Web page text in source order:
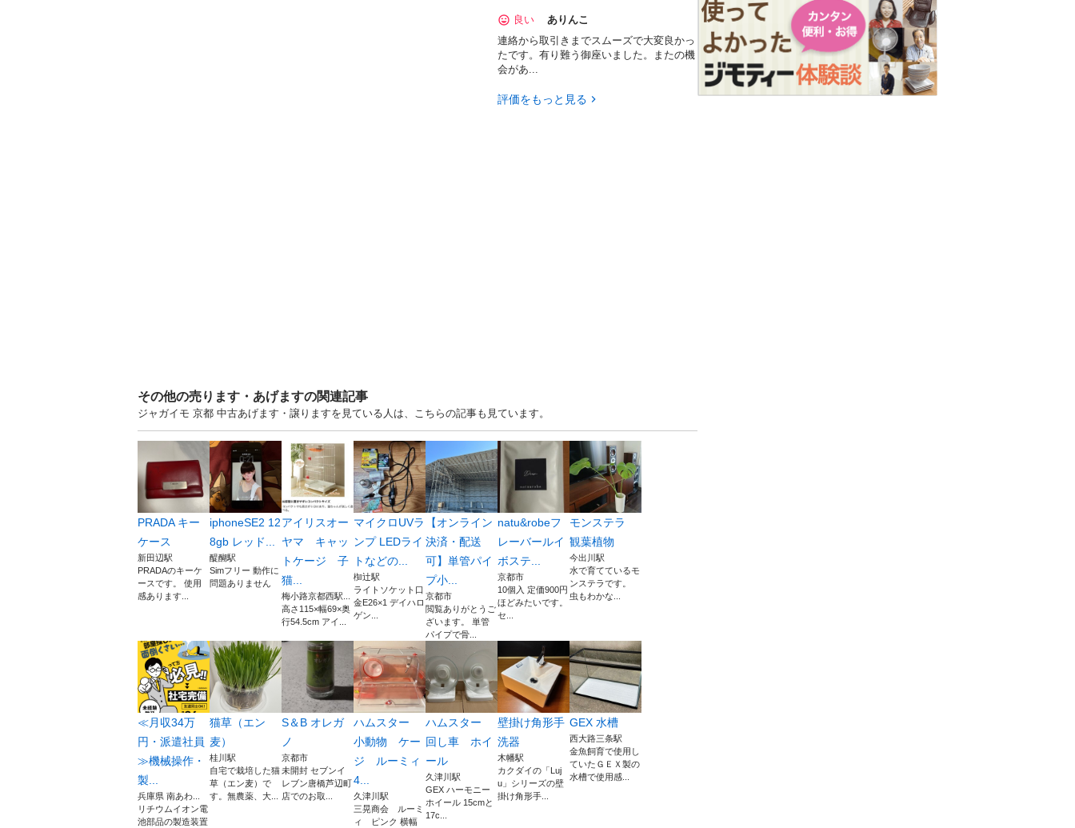
良い
ありんこ
連絡から取引きまでスムーズで大変良かっ
たです。有り難う御座いました。またの機
会があ...
評価をもっと見る
その他の売ります・あげますの関連記事
ジャガイモ 京都 中古あげます・譲りますを見ている人は、こちらの記事も見ています。
PRADA キー
ケース
新田辺駅
PRADAのキーケ
ースです。 使用
感あります...
iphoneSE2 12
8gb レッド...
醍醐駅
Simフリー 動作に
問題ありません
アイリスオー
ヤマ キャッ
トケージ 子
猫...
梅小路京都西駅...
高さ115×幅69×奥
行54.5cm アイ...
マイクロUVラ
ンプ LEDライ
トなどの...
椥辻駅
ライトソケット口
金E26×1 デイハロ
ゲン...
【オンライン
決済・配送
可】単管パイ
プ小...
京都市
閲覧ありがとうご
ざいます。 単管
パイプで骨...
natu&robeフ
レーバールイ
ボステ...
京都市
10個入 定価900円
ほどみたいです。
セ...
モンステラ
観葉植物
今出川駅
水で育てているモ
ンステラです。
虫もわかな...
≪月収34万
円・派遣社員
≫機械操作・
製...
兵庫県 南あわ...
リチウムイオン電
池部品の製造装置
猫草（エン
麦）
桂川駅
自宅で栽培した猫
草（エン麦）で
す。無農薬、大...
S＆B オレガ
ノ
京都市
未開封 セブンイ
レブン唐橋芦辺町
店でのお取...
ハムスター
小動物 ケー
ジ ルーミィ
4...
久津川駅
三晃商会 ルーミ
ィ ピンク 横幅
ハムスター
回し車 ホイ
ール
久津川駅
GEX ハーモニー
ホイール 15cmと
17c...
壁掛け角形手
洗器
木幡駅
カクダイの「Luj
u」シリーズの壁
掛け角形手...
GEX 水槽
西大路三条駅
金魚飼育で使用し
ていたＧＥＸ製の
水槽で使用感...